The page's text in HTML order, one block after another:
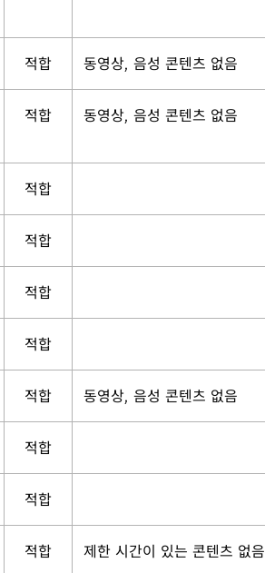
적합 동영상, 음성 콘텐츠 없음
적합 동영상, 음성 콘텐츠 없음
적합
적합
적합
적합
적합 동영상, 음성 콘텐츠 없음
적합
적합
적합 제한 시간이 있는 콘텐츠 없음